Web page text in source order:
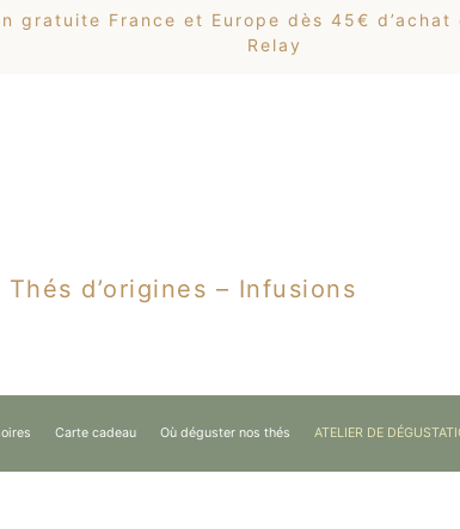
gratuite France et Europe dès 45€
Relay
d’origines – Infusions
Carte cadeau Où déguster nos thés ATELIER DE